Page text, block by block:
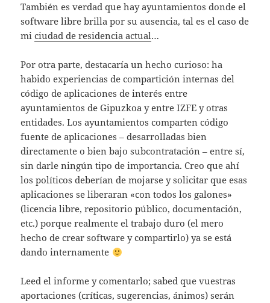
También es verdad que hay ayuntamientos donde el
software libre brilla por su ausencia, tal es el caso de
miciudad de residencia actual…
Por otra parte, destacaría un hecho curioso: ha
habido experiencias de compartición internas del
código de aplicaciones de interés entre
ayuntamientos de Gipuzkoa y entre IZFE y otras
entidades. Los ayuntamientos comparten código
fuente de aplicaciones – desarrolladas bien
directamente o bien bajo subcontratación – entre sí,
sin darle ningún tipo de importancia. Creo que ahí
los políticos deberían de mojarse y solicitar que esas
aplicaciones se liberaran «con todos los galones»
(licencia libre, repositorio público, documentación,
etc.) porque realmente el trabajo duro (el mero
hecho de crear software y compartirlo) ya se está
dando internamente
Leed el informe y comentarlo; sabed que vuestras
aportaciones (críticas, sugerencias, ánimos) serán